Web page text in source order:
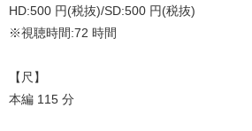
HD:500 円(税抜)/SD:500 円(税抜)
※視聴時間:72 時間
【尺】
本編 115 分